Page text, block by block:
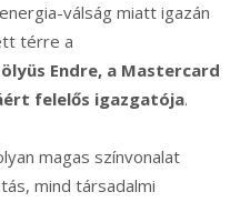
válság miatt igazán
térre a
Endre, a Mastercard
felelős igazgatója.
magas színvonalat
mind társadalmi